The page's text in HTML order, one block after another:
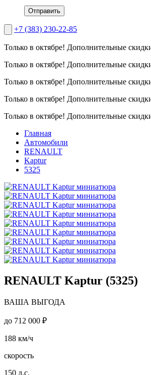
Отправить
+7 (383) 230-22-85
Только в октябре! Дополнительные
Только в октябре! Дополнительные
Только в октябре! Дополнительные
Только в октябре! Дополнительные
Только в октябре! Дополнительные
Главная
Автомобили
RENAULT
Kaptur
5325
RENAULT Kaptur (5325)
ВАША ВЫГОДА
до 712 000 ₽
188 км/ч
скорость
150 л.с.